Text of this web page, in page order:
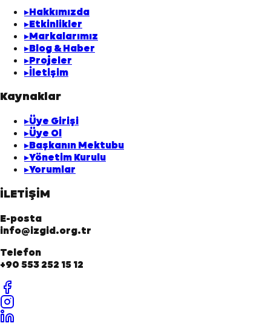
▸Hakkımızda
▸Etkinlikler
▸Markalarımız
▸Blog & Haber
▸Projeler
▸İletişim
Kaynaklar
▸Üye Girişi
▸Üye Ol
▸Başkanın Mektubu
▸Yönetim Kurulu
▸Yorumlar
İLETİŞİM
E-posta
info@izgid.org.tr
Telefon
+90 553 252 15 12